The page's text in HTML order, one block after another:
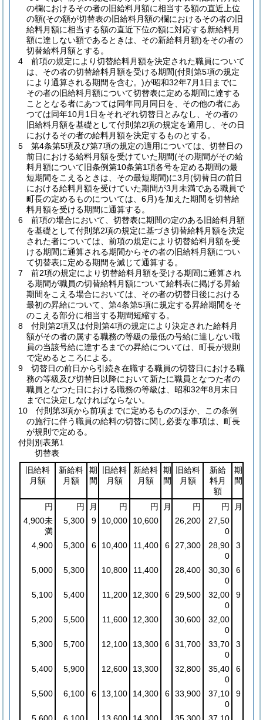
の欄におけるその者の旧給料月額に相当する額の直近上位
の額(その額が切替表の旧給料月額の欄におけるその者の旧
給料月額に相当する額の直近下位の額に対応する新給料月
額に達しない額であるときは、その新給料月額)をその者の
切替給料月額とする。
4
前項の規定により切替給料月額を決定された職員について
は、その者の切替給料月額を受ける期間(付則第5項の規定
により通算される期間を含む。)が昭和32年7月1日までに
その者の旧給料月額について切替表に定める期間に達する
こととなる者にあつては同年同月同日を、その他の者にあ
つては同年10月1日をそれぞれ切替日とみなし、その者の
旧給料月額を基礎として付則第2項の規定を適用し、その日
におけるその者の給料月額を決定するものとする。
5
第4条第5項及び第7項の規定の適用については、切替日の
前日における給料月額を受けていた期間(その期間がその給
料月額について旧条例第10条第1項各号を定める期間の最
短期間をこえるときは、その最短期間)に3月(切替日の前日
における給料月額を受けていた期間が3月未満である職員で
町長の定めるものについては、6月)を加えた期間を切替給
料月額を受ける期間に通算する。
6
前項の場合において、切替表に期間の定のある旧給料月額
を基礎として付則第2項の規定に基づき切替給料月額を決定
された者については、前項の規定により切替給料月額を受
ける期間に通算される期間からその者の旧給料月額につい
て切替表に定める期間を減じて通算する。
7
前2項の規定により切替給料月額を受ける期間に通算され
る期間が職員の切替給料月額について給料表に掲げる昇給
期間をこえる場合においては、その者の切替日後における
最初の昇給について、第4条第5項に規定する昇給期間をそ
のこえる部分に相当する期間短縮する。
8
付則第2項又は付則第4項の規定により決定された給料月
額がその者の属する職務の等級の最低の号給に達しない職
員の当該号給に達するまでの昇給については、町長が規則
で定めるところによる。
9
切替日の前日から引続き在職する職員の切替日における職
務の等級及び切替日以降において新たに職員となつた者の
職員となつた日における職務の等級は、昭和32年8月末日
までに決定しなければならない。
10
付則第3項から前項までに定めるもののほか、この条例
の施行に伴う職員の給料の切替に関し必要な事項は、町長
が規則で定める。
付則別表第1
切替表
旧給料
月額
新給料
月額
期
間
旧給料
月額
新給料
月額
期
間
旧給料
月額
新給
料月
額
期
間
円 円 月 円 円 月 円 円
月
4,900未
満
5,300 9 10,000 10,600 26,200
27,50
0
4,900
5,300 6 10,400 11,400 6 27,300
28,90
0
3
5,000 5,300 10,800 11,400 28,400
30,30
0
6
5,100 5,400 11,200 12,300 6 29,500
32,00
0
9
5,200 5,500 11,600 12,300 30,600
32,00
0
5,300
5,700 12,100 13,300 6 31,700
33,70
0
3
5,400 5,900 12,600 13,300 32,800
35,40
0
6
5,500 6,100 6 13,100 14,300 6 33,900
37,10
0
9